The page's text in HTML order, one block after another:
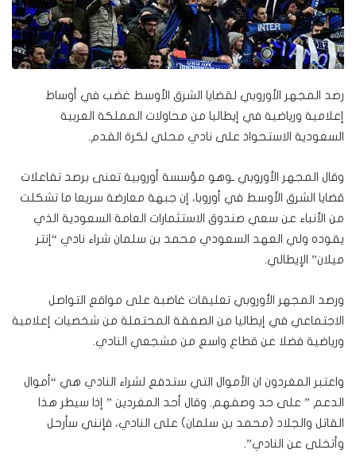
رصد المجهر الأوروبي لقضايا الشرق الأوسط غضب في أوساط
إعلامية ورياضية في إيطاليا من محاولات المملكة العربية
السعودية الاستحواذ على نادي محلي لكرة القدم.
وقال المجهر الأوروبي ـوهو مؤسسة أوروبية تعنى برصد تفاعلات
قضايا الشرق الأوسط في أوروبا، إن جبهة معارضة سريعا ما تشكلت
من الأنباء عن سعي صندوق الاستثمارات العامة السعودية الذي
يقوده ولي العهد السعودي محمد بن سلمان شراء نادي “إنتر
ميلان” الإيطالي.
ورصد المجهر الأوروبي تعليقات غاضبة على مواقع التواصل
الاجتماعي في إيطاليا من الصفقة المحتملة من شخصيات إعلامية
ورياضية فضلا عن قطاع واسع من مشجعي النادي.
واعتبر المغردون ان الأموال التي ستدفع لشراء النادي هي “أموال
الدعم ” على حد وصفهم. وقال أحد المغردين ” إذا سيطر هذا
القاتل والجلاد (محمد بن سلمان) على النادي، فإنني سأرحل
وأتخلى عن النادي”.